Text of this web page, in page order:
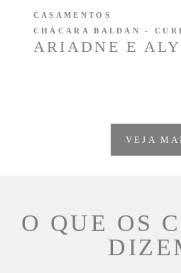
ARIADNE E
CASAMENTOS
CHÁCARA BALDAN -
VEJA
O QUE OS